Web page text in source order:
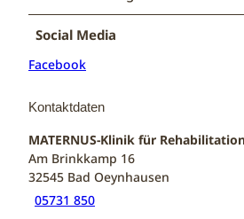
Social Media
Facebook
Kontaktdaten
MATERNUS-Klinik für
Am Brinkkamp 16
32545 Bad Oeynhausen
05731 850